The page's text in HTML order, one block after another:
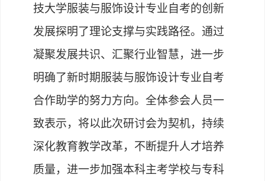
技大学服装与服饰设计专业自考的创新
发展探明了理论支撑与实践路径。通过
凝聚发展共识、汇聚行业智慧，进一步
明确了新时期服装与服饰设计专业自考
合作助学的努力方向。全体参会人员一
致表示，将以此次研讨会为契机，持续
深化教育教学改革，不断提升人才培养
质量，进一步加强本科主考学校与专科